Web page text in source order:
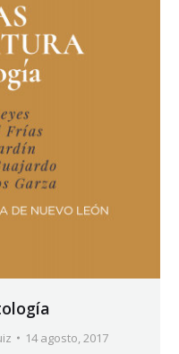
14 agosto, 2017